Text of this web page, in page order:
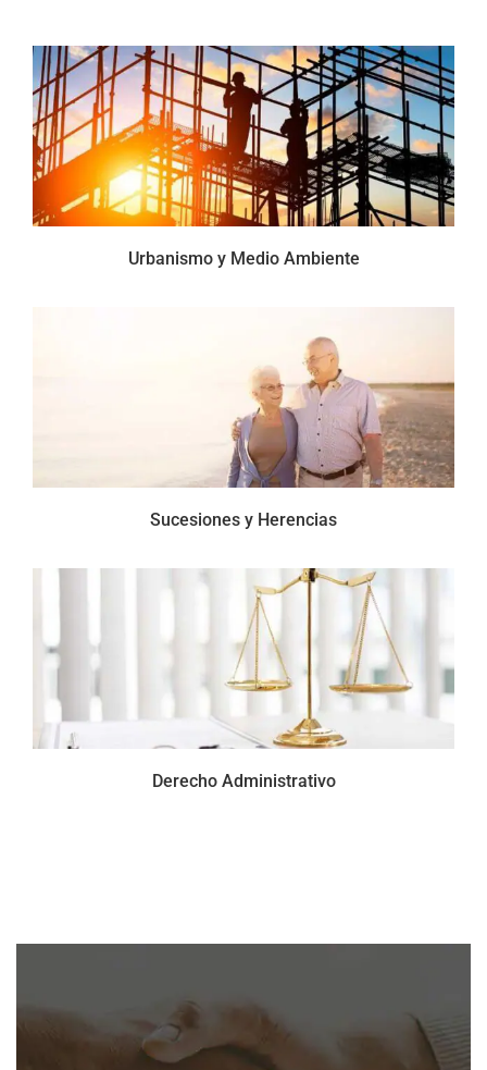
Urbanismo y Medio Ambiente
Sucesiones y Herencias
Derecho Administrativo